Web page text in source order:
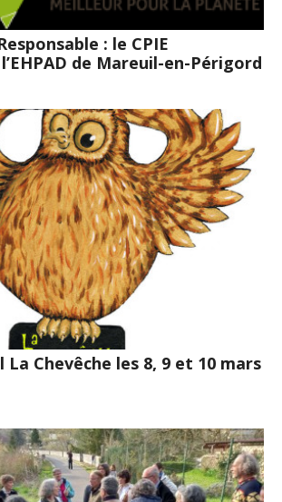
: le CPIE
de Mareuil-en-Périgord
Chevêche les 8, 9 et 10 mars